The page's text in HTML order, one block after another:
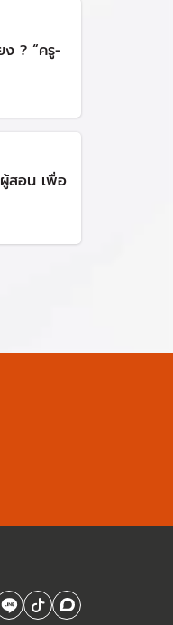
ะ
ลให้
การ
ารอื่น
ง ? “ครู-
สอน เพื่อ